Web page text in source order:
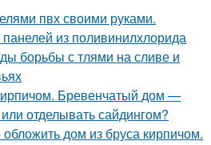
пвх своими руками.
из поливинилхлорида
борьбы с тлями на сливе и
Бревенчатый дом —
отделывать сайдингом?
обложить дом из бруса кирпичом.